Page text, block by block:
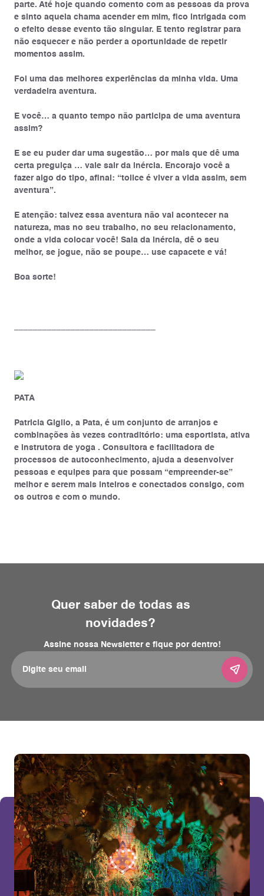
parte. Até hoje quando comento com as pessoas da prova
e sinto aquela chama acender em mim, fico intrigada com
o efeito desse evento tão singular. E tento registrar para
não esquecer e não perder a oportunidade de repetir
momentos assim.
Foi uma das melhores experiências da minha vida. Uma
verdadeira aventura.
E você… a quanto tempo não participa de uma aventura
assim?
E se eu puder dar uma sugestão… por mais que dê uma
certa preguiça … vale sair da inércia. Encorajo você a
fazer algo do tipo, afinal: “tolice é viver a vida assim, sem
aventura”.
E atenção: talvez essa aventura não vai acontecer na
natureza, mas no seu trabalho, no seu relacionamento,
onde a vida colocar você! Saia da inércia, dê o seu
melhor, se jogue, não se poupe… use capacete e vá!
Boa sorte!
PATA
Patricia Giglio, a Pata, é um conjunto de arranjos e
combinações às vezes contraditório: uma esportista, ativa
e instrutora de yoga . Consultora e facilitadora de
processos de autoconhecimento, ajuda a desenvolver
pessoas e equipes para que possam “empreender-se”
melhor e serem mais inteiros e conectados consigo, com
os outros e com o mundo.
Quer saber de todas as
novidades?
Assine nossa Newsletter e fique por dentro!